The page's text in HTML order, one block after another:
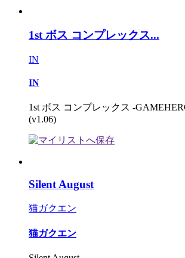
1st ボス コンプレックス...
IN
IN
1st ボス コンプレックス -
(v1.06)
Silent August
猫ガクエン
猫ガクエン